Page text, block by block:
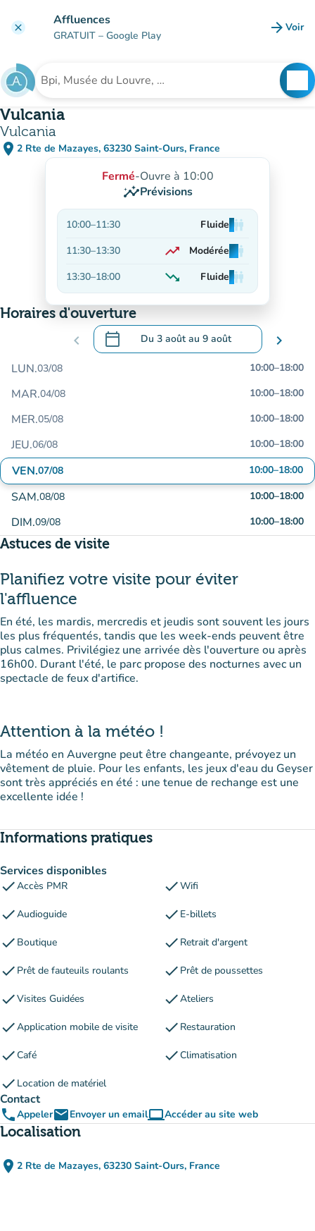
clear Affluences
GRATUIT – Google Play arrow_forward Voir
Rechercher un établissement
Vulcania
Vulcania
place 2 Rte de Mazayes, 63230 Saint-Ours, France
(ouvrir dans Google Maps)
(nouvel onglet)
Fermé-Ouvre à 10:00
insightsPrévisions
10:00–11:30 Fluideman
man
man
11:30–13:30 trending_up Modéréeman
man
man
13:30–18:00 trending_down
En baisse
Fluideman
man
man
Horaires d'ouverture
chevron_left calendar_today Du 3 aoûtau 9 août
.Ouvrir le calendrier pour changer de
chevron_right
LUN.03/08 10:00–18:00
MAR.04/08 10:00–18:00
MER.05/08 10:00–18:00
JEU.06/08 10:00–18:00
VEN.07/08 10:00–18:00
SAM.08/08 10:00–18:00
DIM.09/08 10:00–18:00
Astuces de visite
Planifiez votre visite pour éviter
l'affluence
En été, les mardis, mercredis et jeudis sont souvent les jours
les plus fréquentés, tandis que les week-ends peuvent être
plus calmes. Privilégiez une arrivée dès l'ouverture ou après
16h00. Durant l'été, le parc propose des nocturnes avec un
spectacle de feux d'artifice.
Attention à la météo !
La météo en Auvergne peut être changeante, prévoyez un
vêtement de pluie. Pour les enfants, les jeux d'eau du Geyser
sont très appréciés en été : une tenue de rechange est une
excellente idée !
Informations pratiques
Services disponibles
checkAccès PMR checkWifi
checkAudioguide check E-billets
check Boutique check Retrait d'argent
check Prêt de fauteuils roulants check Prêt de poussettes
checkVisites Guidées checkAteliers
checkApplication mobile de visite check Restauration
checkCafé checkClimatisation
check Location de matériel
Contact
phoneAppeleremailEnvoyer un emailcomputerAccéder au site web
(nouvel onglet)
Localisation
place 2 Rte de Mazayes, 63230 Saint-Ours, France
(ouvrir dans Google Maps)
(nouvel onglet)